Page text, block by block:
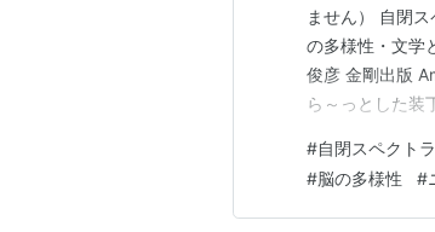
ません） 自閉
の多様性・文学
俊彦 金剛出版
ら～っとした装
があるからで
の部分が当ては
#自閉スペクト
#脳の多様性 #